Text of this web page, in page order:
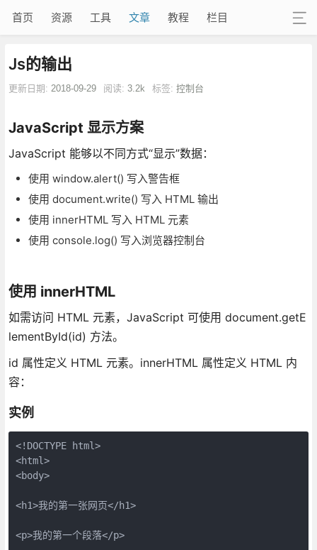
首页 资源 工具 文章 教程 栏目
Js的输出
更新日期: 2018-09-29 阅读: 3.2k 标签: 控制台
JavaScript 显示方案
JavaScript 能够以不同方式“显示”数据：
使用 window.alert() 写入警告框
使用 document.write() 写入 HTML 输出
使用 innerHTML 写入 HTML 元素
使用 console.log() 写入浏览器控制台
使用 innerHTML
如需访问 HTML 元素，JavaScript 可使用 document.getE
lementById(id) 方法。
id 属性定义 HTML 元素。innerHTML 属性定义 HTML 内
容：
实例
<!DOCTYPE html>
<html>
<body>
<h1>我的第一张网页</h1>
<p>我的第一个段落</p>